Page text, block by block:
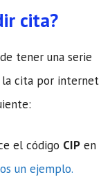
cita?
tener una serie
la cita por internet
el código CIP en
un ejemplo.